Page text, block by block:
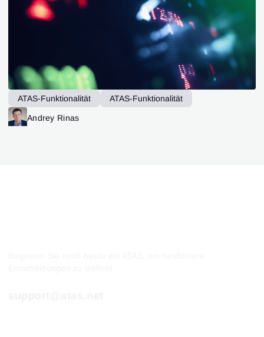
ATAS-Funktionalität
ATAS-Funktionalität
ATAS-Funktionalität
Andrey Rinas